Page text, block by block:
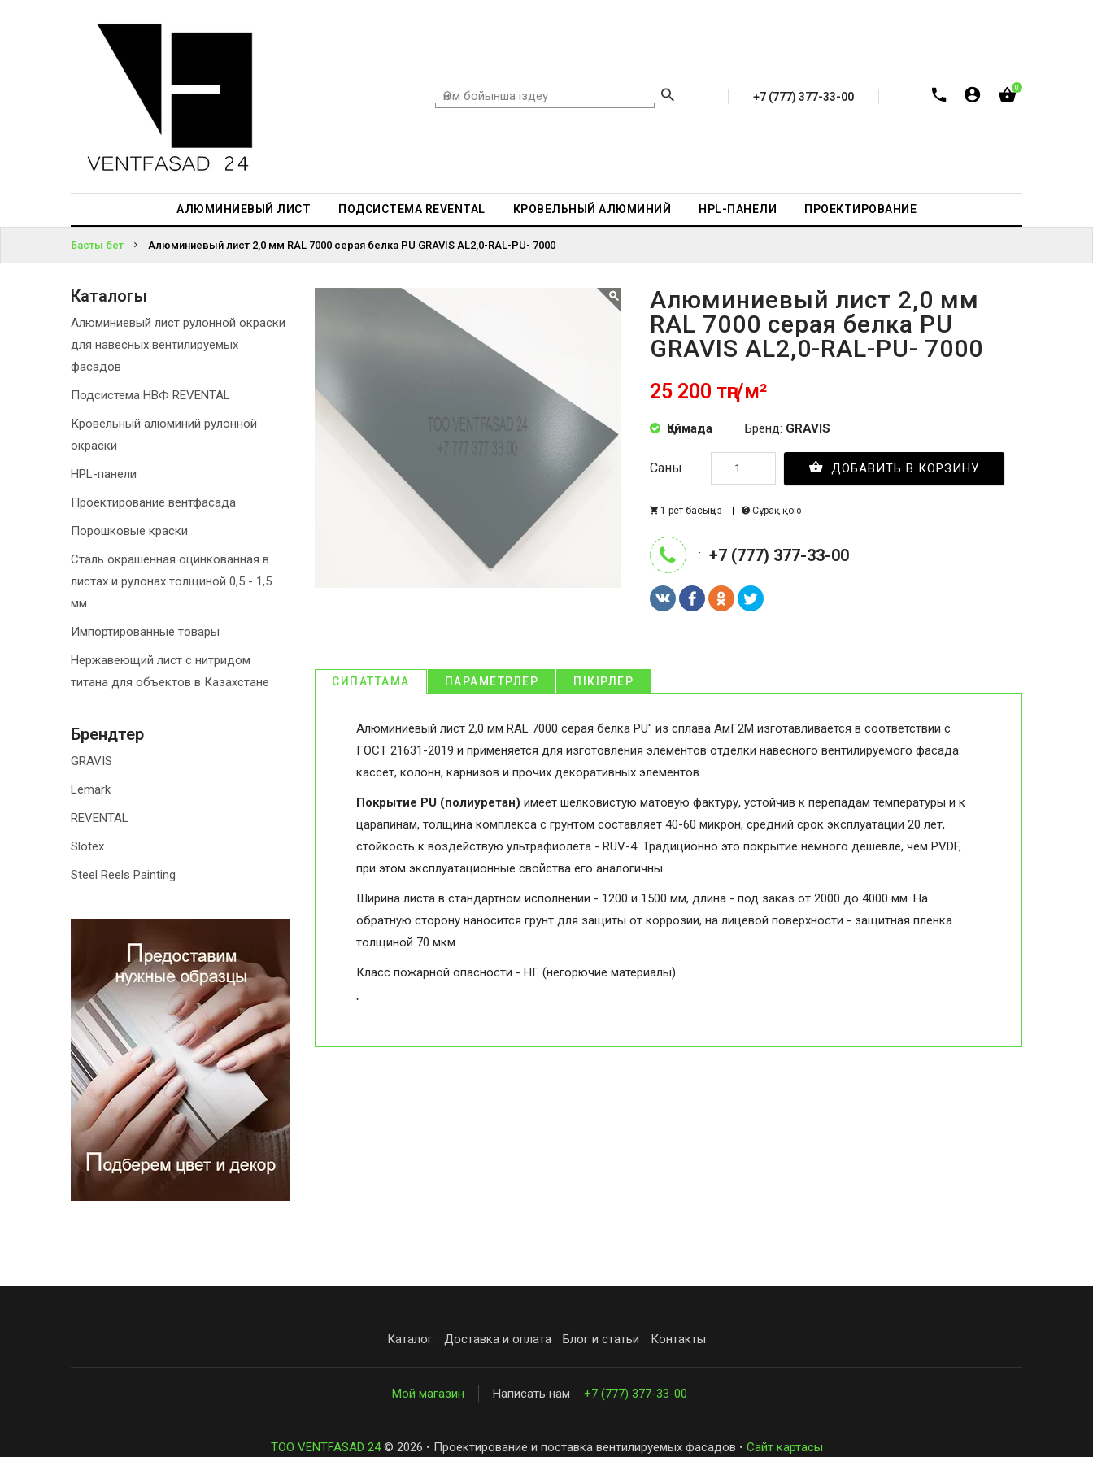
+7 (777) 377-33-00
0
АЛЮМИНИЕВЫЙ ЛИСТ ПОДСИСТЕМА REVENTAL КРОВЕЛЬНЫЙ АЛЮМИНИЙ HPL-ПАНЕЛИ ПРОЕКТИРОВАНИЕ
АЛЮМИНИЕВЫЙ
ПРОЕКТИРОВАНИЕ
КІРІҢІЗ
ПАРОЛЬДІ
БА?
Басты бет Алюминиевый лист 2,0 мм RAL 7000 серая белка PU GRAVIS AL2,0-RAL-PU- 7000
Алюминиевый лист 2,0 мм
RAL 7000 серая белка PU
GRAVIS AL2,0-RAL-PU- 7000
25 200 тңг/м²
Қоймада Бренд: GRAVIS
Саны ДОБАВИТЬ В КОРЗИНУ
1 рет басыңыз Сұрақ қою
: +7 (777) 377-33-00
СИПАТТАМА ПАРАМЕТРЛЕР ПІКІРЛЕР
Алюминиевый лист 2,0 мм RAL 7000 серая белка PU" из сплава АмГ2М изготавливается в соответствии с
ГОСТ 21631-2019 и применяется для изготовления элементов отделки навесного вентилируемого фасада:
кассет, колонн, карнизов и прочих декоративных элементов.
Покрытие PU (полиуретан) имеет шелковистую матовую фактуру, устойчив к перепадам температуры и к
царапинам, толщина комплекса с грунтом составляет 40-60 микрон, средний срок эксплуатации 20 лет,
стойкость к воздействую ультрафиолета - RUV-4. Традиционно это покрытие немного дешевле, чем PVDF,
при этом эксплуатационные свойства его аналогичны.
Ширина листа в стандартном исполнении - 1200 и 1500 мм, длина - под заказ от 2000 до 4000 мм. На
обратную сторону наносится грунт для защиты от коррозии, на лицевой поверхности - защитная пленка
толщиной 70 мкм.
Класс пожарной опасности - НГ (негорючие материалы).
"
Каталогы
Алюминиевый лист рулонной окраски
для навесных вентилируемых
фасадов
Подсистема НВФ REVENTAL
Кровельный алюминий рулонной
окраски
HPL-панели
Проектирование вентфасада
Порошковые краски
Сталь окрашенная оцинкованная в
листах и рулонах толщиной 0,5 - 1,5
мм
Импортированные товары
Нержавеющий лист с нитридом
титана для объектов в Казахстане
Брендтер
GRAVIS
Lemark
REVENTAL
Slotex
Steel Reels Painting
Каталог Доставка и оплата Блог и статьи Контакты
Мой магазин Написать нам +7 (777) 377-33-00
ТОО VENTFASAD 24© 2026 • Проектирование и поставка вентилируемых фасадов • Сайт картасы